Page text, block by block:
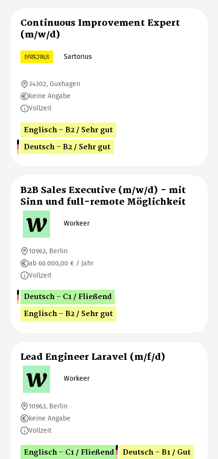
Continuous Improvement Expert
(m/w/d)
Sartorius
34302, Guxhagen
keine Angabe
Vollzeit
Englisch - B2 / Sehr gut
Deutsch - B2 / Sehr gut
B2B Sales Executive (m/w/d) - mit
Sinn und full-remote Möglichkeit
Workeer
10963, Berlin
ab 60.000,00 € / Jahr
Vollzeit
Deutsch - C1 / Fließend
Englisch - B2 / Sehr gut
Lead Engineer Laravel (m/f/d)
Workeer
10963, Berlin
keine Angabe
Vollzeit
Englisch - C1 / Fließend Deutsch - B1 / Gut